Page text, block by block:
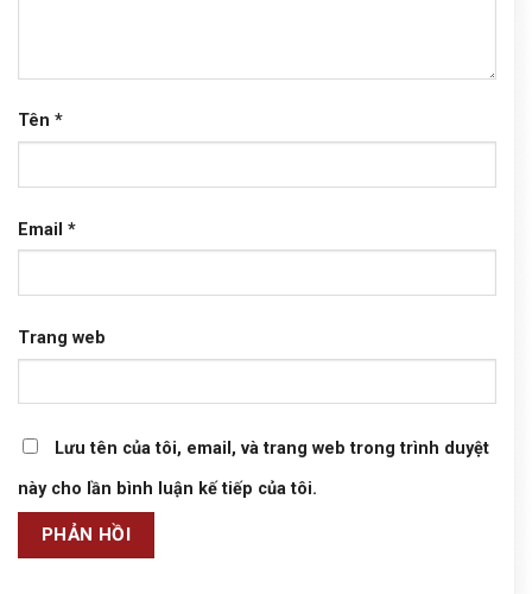
Tên *
Email *
Trang web
Lưu tên của tôi, email, và trang web trong trình duyệt
này cho lần bình luận kế tiếp của tôi.